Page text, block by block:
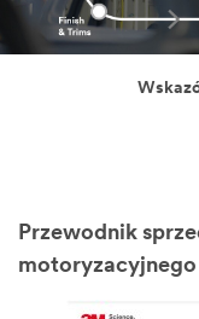
Przewodnik
motoryzacyjnego